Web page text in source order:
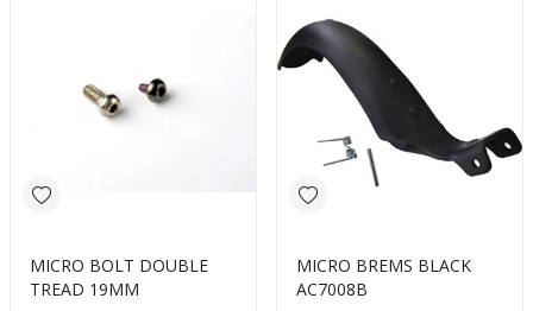
MICRO BOLT DOUBLE
TREAD 19MM
MICRO BREMS BLACK
AC7008B